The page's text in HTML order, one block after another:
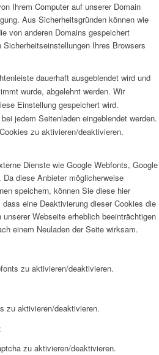
Ihrem Computer auf unserer Domain
Aus Sicherheitsgründen können wie
von anderen Domains gespeichert
Ihres Browsers
dauerhaft ausgeblendet wird und
wurde, abgelehnt werden. Wir
Einstellung gespeichert wird.
jedem Seitenladen eingeblendet werden.
zu aktivieren/deaktivieren.
Dienste wie Google Webfonts, Google
diese Anbieter möglicherweise
speichern, können Sie diese hier
eine Deaktivierung dieser Cookies die
Webseite erheblich beeinträchtigen
einem Neuladen der Seite wirksam.
zu aktivieren/deaktivieren.
zu aktivieren/deaktivieren.
zu aktivieren/deaktivieren.